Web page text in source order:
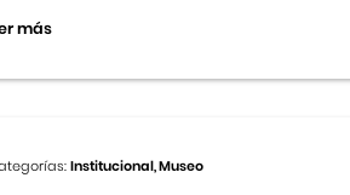
más
Institucional, Museo